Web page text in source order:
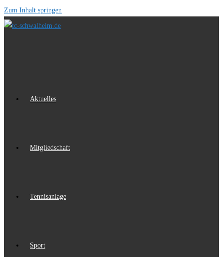
Zum Inhalt springen
Aktuelles
Mitgliedschaft
Tennisanlage
Sport